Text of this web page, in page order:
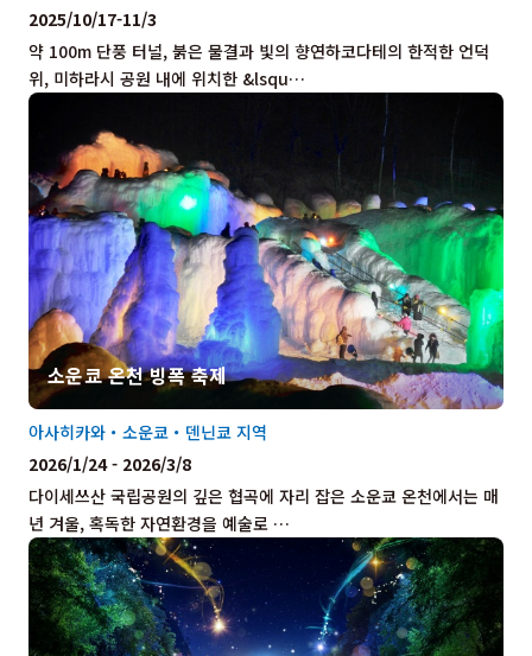
약 100m 단풍 터널, 붉은 물결과 빛의 향연하코다테의 한적한 언덕
위, 미하라시 공원 내에 위치한 &lsqu…
2025/10/17-11/3
소운쿄 온천 빙폭 축제
다이세쓰산 국립공원의 깊은 협곡에 자리 잡은 소운쿄 온천에서는 매
년 겨울, 혹독한 자연환경을 예술로 …
아사히카와・소운쿄・덴닌쿄 지역
2026/1/24 - 2026/3/8